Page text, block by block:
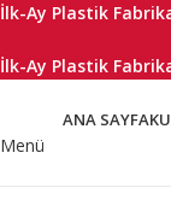
İlk-Ay Plastik
İlk-Ay Plastik
ANA SAYFA
Menü